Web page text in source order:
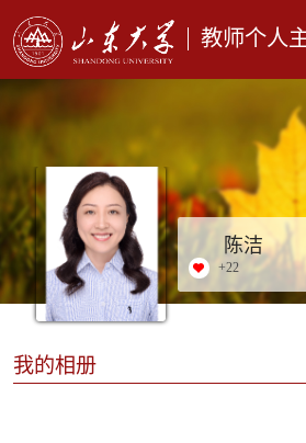
教师个人
陈洁
+22
我的相册